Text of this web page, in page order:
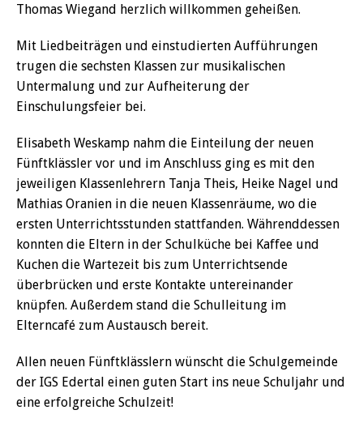
Thomas Wiegand herzlich willkommen geheißen.
Mit Liedbeiträgen und einstudierten Aufführungen
trugen die sechsten Klassen zur musikalischen
Untermalung und zur Aufheiterung der
Einschulungsfeier bei.
Elisabeth Weskamp nahm die Einteilung der neuen
Fünftklässler vor und im Anschluss ging es mit den
jeweiligen Klassenlehrern Tanja Theis, Heike Nagel und
Mathias Oranien in die neuen Klassenräume, wo die
ersten Unterrichtsstunden stattfanden. Währenddessen
konnten die Eltern in der Schulküche bei Kaffee und
Kuchen die Wartezeit bis zum Unterrichtsende
überbrücken und erste Kontakte untereinander
knüpfen. Außerdem stand die Schulleitung im
Elterncafé zum Austausch bereit.
Allen neuen Fünftklässlern wünscht die Schulgemeinde
der IGS Edertal einen guten Start ins neue Schuljahr und
eine erfolgreiche Schulzeit!